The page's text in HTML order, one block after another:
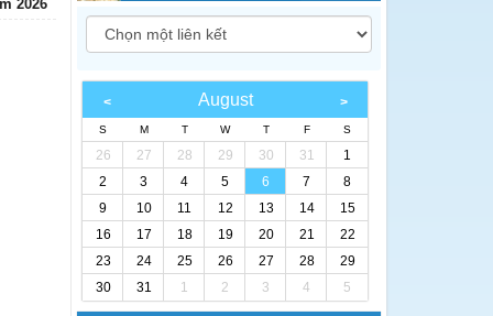
2026
August
S M T W T F S
26 27 28 29 30 31
1
2
3 4 5 6 7
8
9
10 11 12 13 14
15
16
17 18 19 20 21
22
23
24 25 26 27 28
29
30
31 1 2 3 4 5